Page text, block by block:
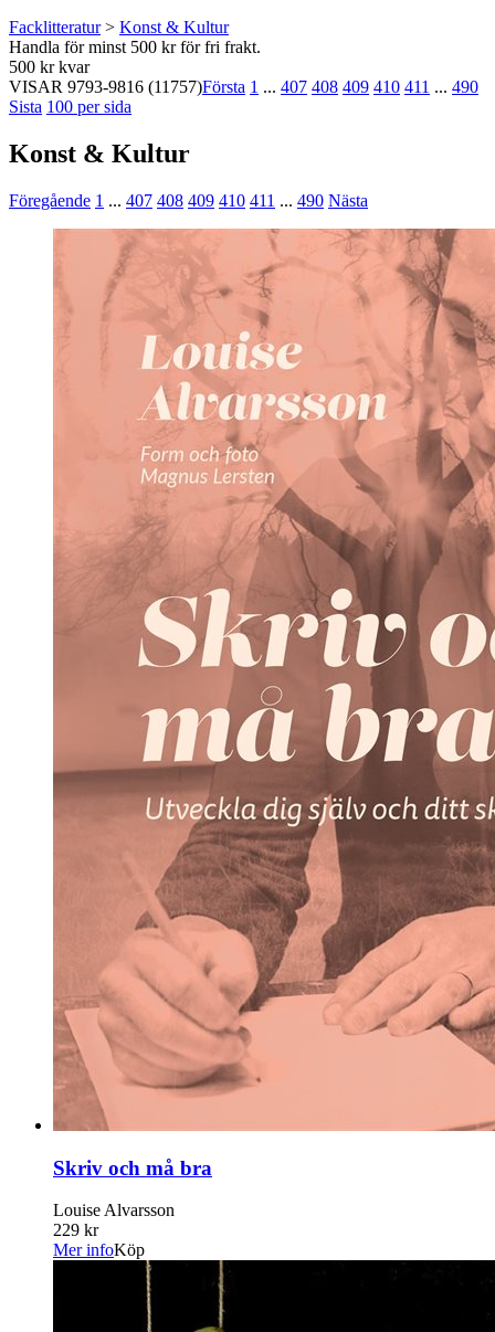
Facklitteratur> Konst & Kultur
Handla för minst 500 kr för fri frakt.
500 kr kvar
VISAR 9793-9816 (11757)Första 1 ... 407 408 409 410 411 ... 490
Sista 100 per sida
Konst & Kultur
Föregående 1 ... 407 408 409 410 411 ... 490 Nästa
Skriv och må bra
Louise Alvarsson
229 kr
Mer infoKöp